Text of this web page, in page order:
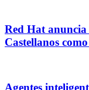
Red Hat
Castellanos